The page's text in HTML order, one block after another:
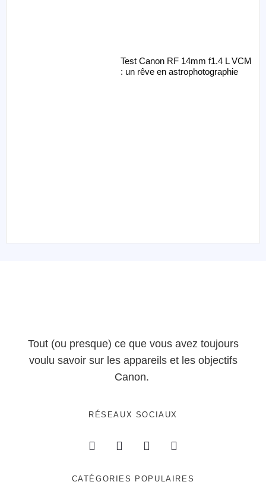
Test Canon RF 14mm f1.4 L VCM
: un rêve en astrophotographie
Tout (ou presque) ce que vous avez toujours
voulu savoir sur les appareils et les objectifs
Canon.
RÉSEAUX SOCIAUX
CATÉGORIES POPULAIRES